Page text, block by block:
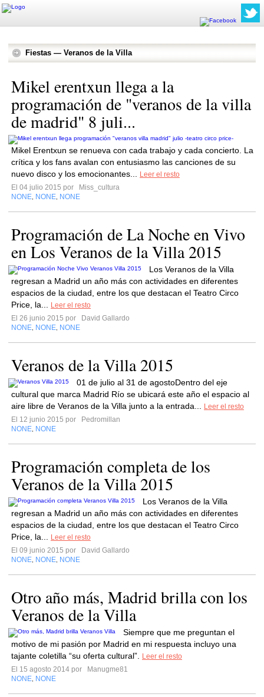
Fiestas — Veranos de la Villa
Mikel erentxun llega a la
programación de "veranos de la villa
de madrid" 8 juli...
Mikel Erentxun se renueva con cada trabajo y cada concierto. La
crítica y los fans avalan con entusiasmo las canciones de su
nuevo disco y los emocionantes...
Leer el resto
El 04 julio 2015 por
Miss_cultura
NONE NONE NONE
Programación de La Noche en Vivo
en Los Veranos de la Villa 2015
Los Veranos de la Villa
regresan a Madrid un año más con actividades en diferentes
espacios de la ciudad, entre los que destacan el Teatro Circo
Price, la...
Leer el resto
El 26 junio 2015 por
David Gallardo
NONE NONE NONE
Veranos de la Villa 2015
01 de julio al 31 de agostoDentro del eje
cultural que marca Madrid Río se ubicará este año el espacio al
aire libre de Veranos de la Villa junto a la entrada...
Leer el resto
El 12 junio 2015 por
Pedromillan
NONE NONE
Programación completa de los
Veranos de la Villa 2015
Los Veranos de la Villa
regresan a Madrid un año más con actividades en diferentes
espacios de la ciudad, entre los que destacan el Teatro Circo
Price, la...
Leer el resto
El 09 junio 2015 por
David Gallardo
NONE NONE NONE
Otro año más, Madrid brilla con los
Veranos de la Villa
Siempre que me preguntan el
motivo de mi pasión por Madrid en mi respuesta incluyo una
tajante coletilla “su oferta cultural”.
Leer el resto
El 15 agosto 2014 por
Manugme81
NONE NONE